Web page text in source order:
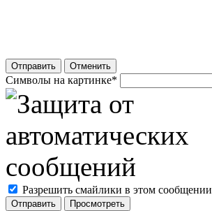
Отправить Отменить
Символы на картинке*
Разрешить смайлики в этом сообщении